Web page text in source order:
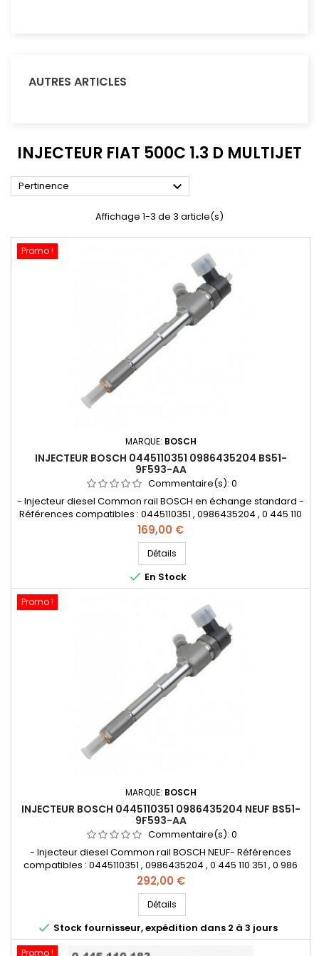
AUTRES ARTICLES
INJECTEUR FIAT 500C 1.3 D MULTIJET
Pertinence 
Affichage 1-3 de 3 article(s)
Promo !
MARQUE: BOSCH
INJECTEUR BOSCH 0445110351 0986435204 BS51-
9F593-AA
Commentaire(s): 0
- Injecteur diesel Common rail BOSCH en échange standard -
Références compatibles : 0445110351 , 0986435204 , 0 445 110
351 , 0 986 435 204 , 1723813 , BS51 9F593 AA , BS519F593AA ,
55219886 , 95517513 - Pour motorisation Fiat Lancia 1.3JTD ,
Opel 1.3CDTI , Ford 1.3TDCi Pièce d'origine
Prix
169,00 €
Détails
 En Stock
Promo !
MARQUE: BOSCH
INJECTEUR BOSCH 0445110351 0986435204 NEUF BS51-
9F593-AA
Commentaire(s): 0
- Injecteur diesel Common rail BOSCH NEUF- Références
compatibles : 0445110351 , 0986435204 , 0 445 110 351 , 0 986
435 204 , 1723813 , BS51 9F593 AA , BS51-9F593-AA , 55219886 ,
95517513- Pour motorisation Fiat Lancia 1.3JTD , Opel 1.3CDTI ,
Ford 1.3TDCi Pièce d'origine&nbsp;
Prix
292,00 €
Détails
 Stock fournisseur, expédition dans 2 à 3 jours
Promo !